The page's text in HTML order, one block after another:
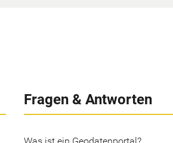
Fragen & Antworten